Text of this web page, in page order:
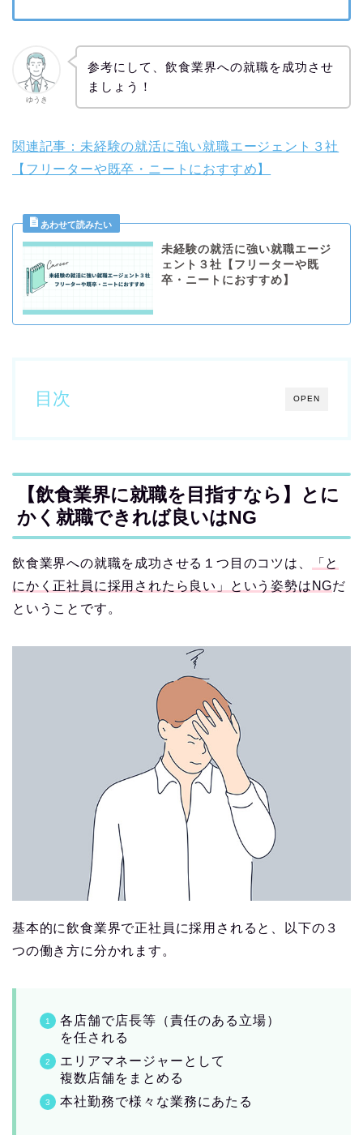
ゆうき
参考にして、飲食業界への就職を成功させ
ましょう！
関連記事：未経験の就活に強い就職エージェント３社
【フリーターや既卒・ニートにおすすめ】
未経験の就活に強い就職エージ
ェント３社【フリーターや既
卒・ニートにおすすめ】
OPEN
目次
【飲食業界に就職を目指すなら】とに
かく就職できれば良いはNG
飲食業界への就職を成功させる１つ目のコツは、
「と
にかく正社員に採用されたら良い」という姿勢はNGだ
ということです。
基本的に飲食業界で正社員に採用されると、以下の３
つの働き方に分かれます。
各店舗で店長等（責任のある立場）
を任される
エリアマネージャーとして
複数店舗をまとめる
本社勤務で様々な業務にあたる